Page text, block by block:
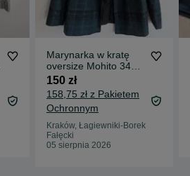
Marynarka w kratę
oversize Mohito 34
nowa butelkowa
zieleń hit
150 zł
158,75 zł z Pakietem
Ochronnym
Kraków, Łagiewniki-Borek
Fałęcki
05 sierpnia 2026